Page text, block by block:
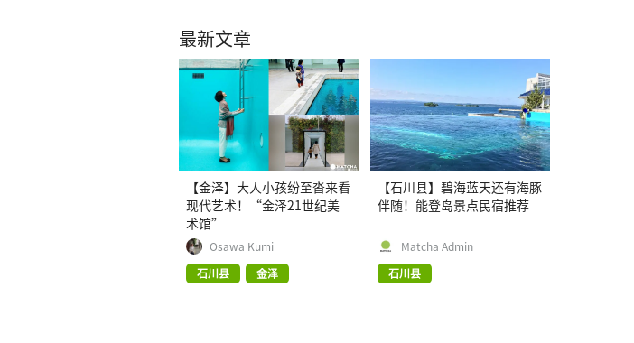
最新文章
【金泽】大人小孩纷至沓来看
现代艺术！“金泽21世纪美
术馆”
Osawa Kumi
石川县
金泽
【石川县】碧海蓝天还有海豚
伴随！能登岛景点民宿推荐
Matcha Admin
石川县